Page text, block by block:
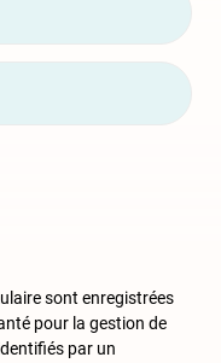
sont enregistrées
pour la gestion de
par un